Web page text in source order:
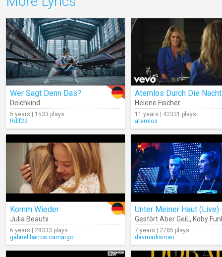
Wer Sagt Denn Das?
Deichkind
5 years | 1533 plays
Rdlf22
Atemlos Durch Die Nacht
Helene Fischer
11 years | 42331 plays
atemlos
Komm Wieder
Julia Beautx
6 years | 28333 plays
gabriel.barros.camargo
Unter Meiner Haut (Live)
Gestört Aber GeiL , Koby
7 years | 2785 plays
davmarksman